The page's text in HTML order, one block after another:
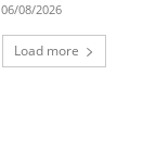
06/08/2026
Load more